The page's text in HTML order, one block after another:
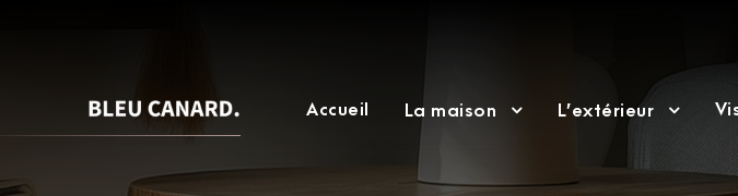
Accueil La maison L’extérieur